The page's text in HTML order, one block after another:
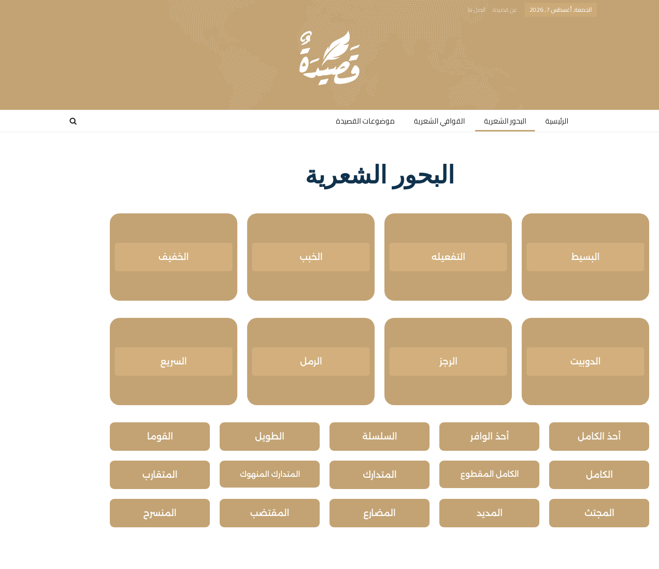
الجمعة, أغسطس 7, 2026 عن قصيدة اتصل بنا
الرئيسية البحور الشعرية​ القوافي الشعرية​ موضوعات القصيدة​
البحور الشعرية
البسيط التفعيله الخبب الخفيف
الدوبيت الرجز الرمل السريع
أحذ الكامل أحذ الوافر السلسلة الطويل القوما
الكامل الكامل المقطوع المتدارك المتدارك المنهوك المتقارب
المجتث المديد المضارع المقتضب المنسرح